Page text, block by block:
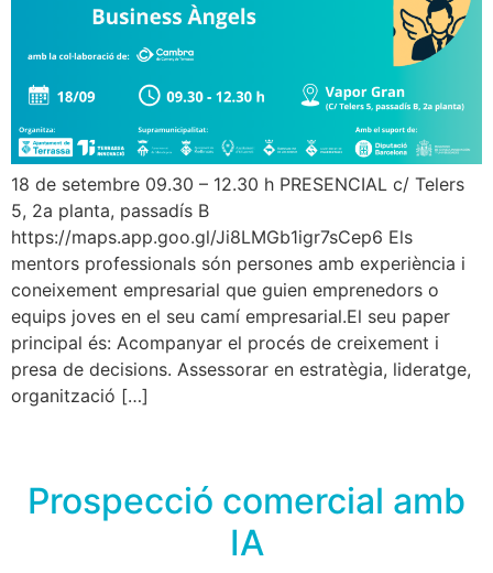
18 de setembre 09.30 – 12.30 h PRESENCIAL c/ Telers
5, 2a planta, passadís B
https://maps.app.goo.gl/Ji8LMGb1igr7sCep6 Els
mentors professionals són persones amb experiència i
coneixement empresarial que guien emprenedors o
equips joves en el seu camí empresarial.El seu paper
principal és: Acompanyar el procés de creixement i
presa de decisions. Assessorar en estratègia, lideratge,
organització […]
Prospecció comercial amb
IA